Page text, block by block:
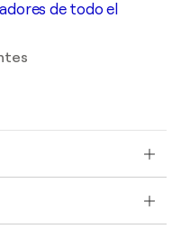
de todo el